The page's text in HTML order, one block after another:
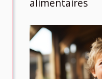
alimentaires